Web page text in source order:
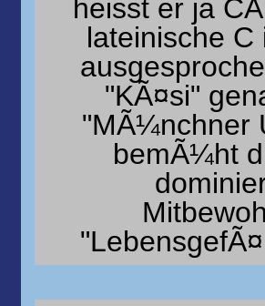
heisst er ja
lateinische
"KÃ¤si"
"MÃ¼nchner
bemÃ¼ht